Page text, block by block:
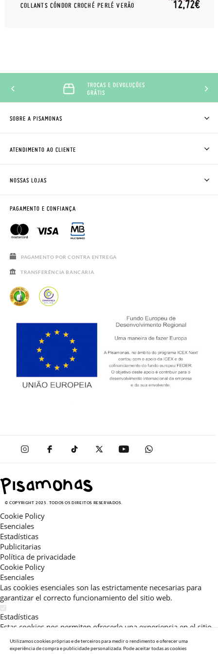
COLLANTS CÓNDOR CROCHÉ PERLÉ VERÃO 12,72€
TROCAS E DEVOLUÇÕES
GRÁTIS
SOBRE A PISAMONAS
AVISO LEGAL, PRIVACIDADE E COOKIES
GUIA DE TAMANHOS
SALDOS
ATENDIMENTO AO CLIENTE
HORÁRIO
PERGUNTAS FREQUENTES
NOSSAS LOJAS
PAGAMENTO E CONFIANÇA
PAGAMENTO POR CONTRA ENTREGA
TRANSFERÊNCIA BANCÁRIA
© COPYRIGHT 2025. TODOS OS DIREITOS RESERVADOS.
Cookie Policy
Esenciales
Estadísticas
Publicitarias
Política de privacidade
Cookie Policy
Esenciales
Las cookies esenciales son las estrictamente necesarias para
garantizar el correcto funcionamiento del sitio web.
Estadísticas
Estas cookies nos permiten ofrecerle una experiencia en el sitio
adaptada a su navegación (recomendaciones de producto
personalizadas, énfasis en categorías frecuentemente
Utilizamos cookies próprias e de terceiros para medir o rendimento e oferecer uma
experiência de compra e publicidade personalizada. Pode aceitar todas as cookies